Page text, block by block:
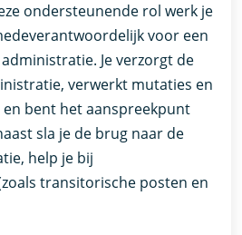
ondersteunende rol werk je
voor een
Je verzorgt de
verwerkt mutaties en
bent het aanspreekpunt
sla je de brug naar de
help je bij
transitorische posten en